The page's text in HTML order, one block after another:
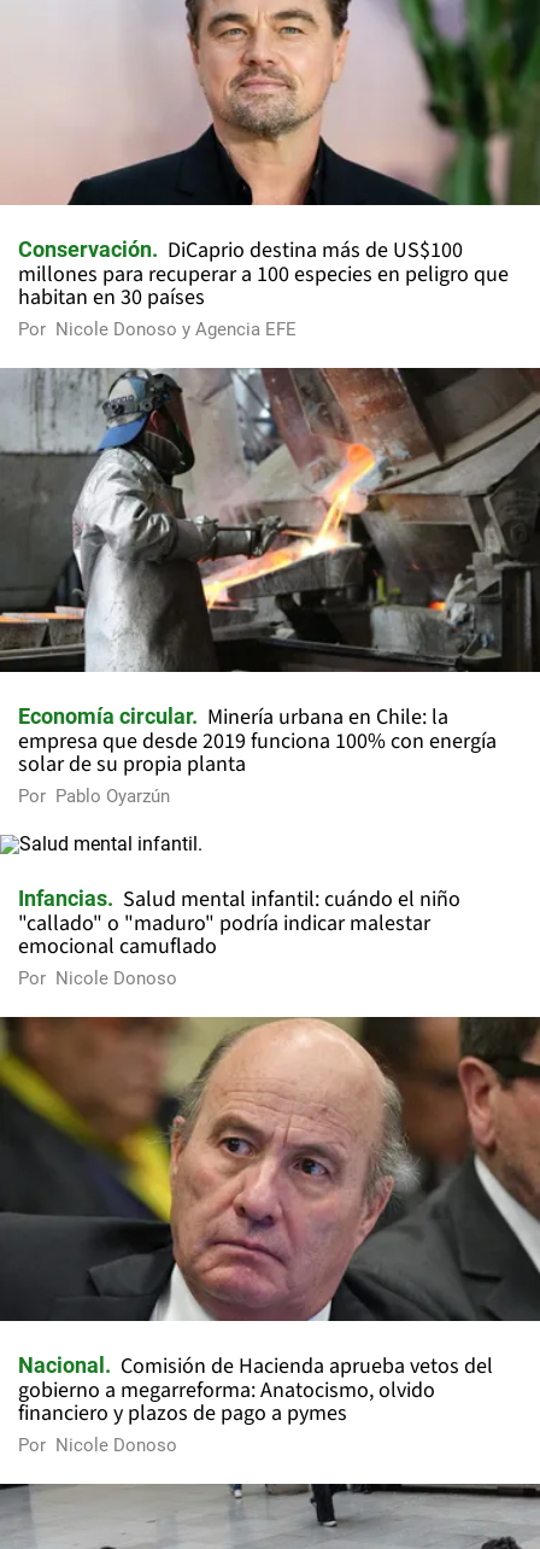
Conservación
DiCaprio destina más de US$100
millones para recuperar a 100 especies en peligro que
habitan en 30 países
Por Nicole Donoso y Agencia EFE
Economía circular
Minería urbana en Chile: la
empresa que desde 2019 funciona 100% con energía
solar de su propia planta
Por Pablo Oyarzún
Infancias
Salud mental infantil: cuándo el niño
"callado" o "maduro" podría indicar malestar
emocional camuflado
Por Nicole Donoso
Nacional
Comisión de Hacienda aprueba vetos del
gobierno a megarreforma: Anatocismo, olvido
financiero y plazos de pago a pymes
Por Nicole Donoso